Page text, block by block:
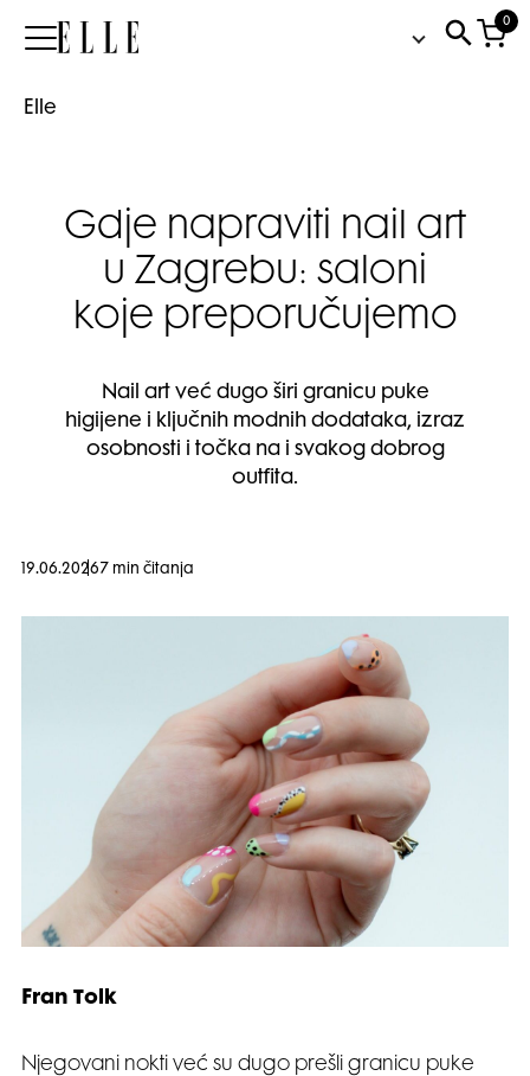
Elle
0
Elle
Gdje napraviti nail art
u Zagrebu: saloni
koje preporučujemo
Nail art već dugo širi granicu puke
higijene i ključnih modnih dodataka, izraz
osobnosti i točka na i svakog dobrog
outfita.
19.06.20267 min čitanja
Fran Tolk
Njegovani nokti već su dugo prešli granicu puke